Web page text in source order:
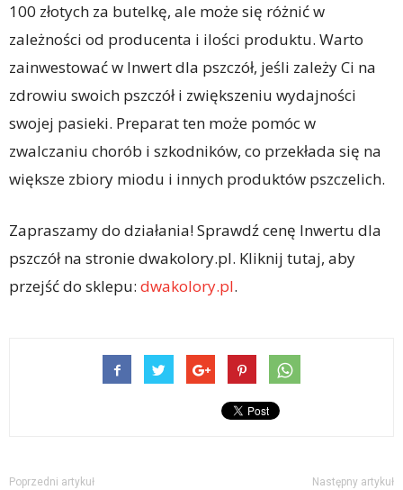
100 złotych za butelkę, ale może się różnić w
zależności od producenta i ilości produktu. Warto
zainwestować w Inwert dla pszczół, jeśli zależy Ci na
zdrowiu swoich pszczół i zwiększeniu wydajności
swojej pasieki. Preparat ten może pomóc w
zwalczaniu chorób i szkodników, co przekłada się na
większe zbiory miodu i innych produktów pszczelich.
Zapraszamy do działania! Sprawdź cenę Inwertu dla
pszczół na stronie dwakolory.pl. Kliknij tutaj, aby
przejść do sklepu: dwakolory.pl.
Poprzedni artykuł Następny artykuł